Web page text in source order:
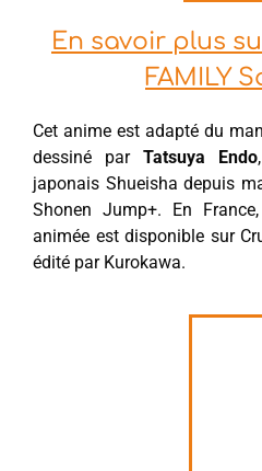
En savoir plus
FAMILY
Cet anime est adapté du
dessiné par Tatsuya Endo
japonais Shueisha depuis
Shonen Jump+. En
animée est disponible sur
édité par Kurokawa.